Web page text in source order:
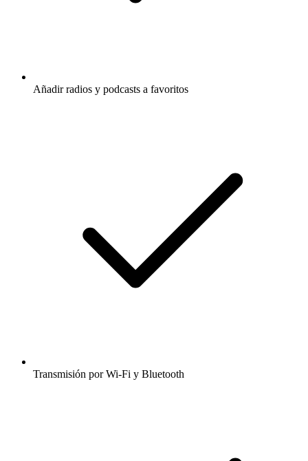
Añadir radios y podcasts a favoritos
Transmisión por Wi-Fi y Bluetooth